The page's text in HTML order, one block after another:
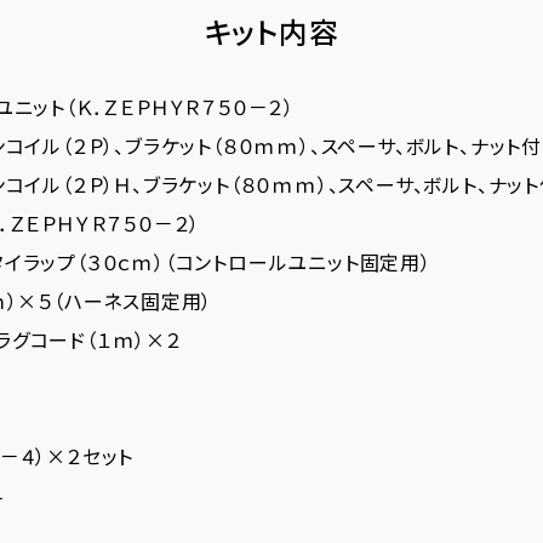
キット内容
ット（Ｋ．ＺＥＰＨＹＲ７５０－２）
イル（２Ｐ）、ブラケット（８０ｍｍ）、スペーサ、ボルト、ナット
イル（２Ｐ）Ｈ、ブラケット（８０ｍｍ）、スペーサ、ボルト、ナッ
ＥＰＨＹＲ７５０－２）
ラップ（３０ｃｍ）（コントロールユニット固定用）
）×５（ハーネス固定用）
コード（１ｍ）×２
４）×２セット